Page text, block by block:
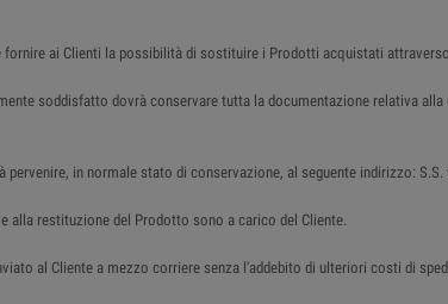
fornire ai Clienti la possibilità di sostituire i Prodotti acquistati
soddisfatto dovrà conservare tutta la documentazione relativa
in normale stato di conservazione, al seguente indirizzo:
alla restituzione del Prodotto sono a carico del Cliente.
al Cliente a mezzo corriere senza l'addebito di ulteriori costi di